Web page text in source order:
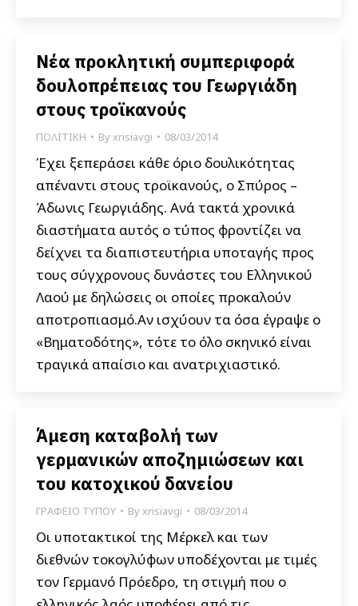
Νέα προκλητική συμπεριφορά
δουλοπρέπειας του Γεωργιάδη
στους τροϊκανούς
ΠΟΛΙΤΙΚΗ Byxrisiavgi 08/03/2014
Έχει ξεπεράσει κάθε όριο δουλικότητας
απέναντι στους τροϊκανούς, ο Σπύρος –
Άδωνις Γεωργιάδης. Ανά τακτά χρονικά
διαστήματα αυτός ο τύπος φροντίζει να
δείχνει τα διαπιστευτήρια υποταγής προς
τους σύγχρονους δυνάστες του Ελληνικού
Λαού με δηλώσεις οι οποίες προκαλούν
αποτροπιασμό.Αν ισχύουν τα όσα έγραψε ο
«Βηματοδότης», τότε το όλο σκηνικό είναι
τραγικά απαίσιο και ανατριχιαστικό.
Άμεση καταβολή των
γερμανικών αποζημιώσεων και
του κατοχικού δανείου
ΓΡΑΦΕΙΟ ΤΥΠΟΥ Byxrisiavgi 08/03/2014
Οι υποτακτικοί της Μέρκελ και των
διεθνών τοκογλύφων υποδέχονται με τιμές
τον Γερμανό Πρόεδρο, τη στιγμή που ο